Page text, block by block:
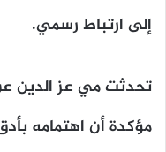
إلى ارتباط رسمي.
تحدثت مي عز الدين
مؤكدة أن اهتمامه